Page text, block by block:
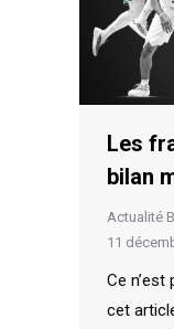
Les
bilan
Actualité
11
Ce
cet